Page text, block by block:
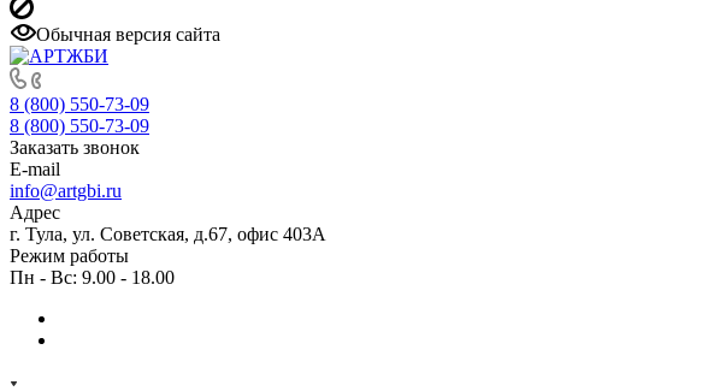
Обычная версия сайта
8 (800) 550-73-09
8 (800) 550-73-09
Заказать звонок
E-mail
info@artgbi.ru
Адрес
г. Тула, ул. Советская, д.67, офис 403А
Режим работы
Пн - Вс: 9.00 - 18.00